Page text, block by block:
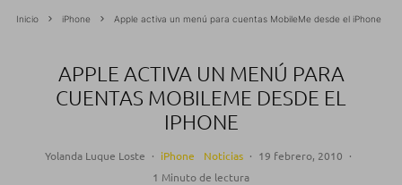
Inicio iPhone Apple activa un menú para cuentas MobileMe desde el iPhone
APPLE ACTIVA UN MENÚ PARA
CUENTAS MOBILEME DESDE EL
IPHONE
Yolanda Luque Loste · iPhone Noticias · 19 febrero, 2010 ·
1 Minuto de lectura